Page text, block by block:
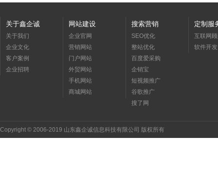
关于鑫企诚
关于我们
企业文化
客户案例
企业招聘
网站建设
企业官网
营销网站
门户网站
外贸网站
手机网站
商城网站
搜索营销
SEO优化
整站优化
百度爱采购
企销宝
短视频推广
谷歌推广
搜了网
定制服
互联网
软件开发
Copyright © 2006-2019 山东鑫企诚信息科技有限公司 版权所有